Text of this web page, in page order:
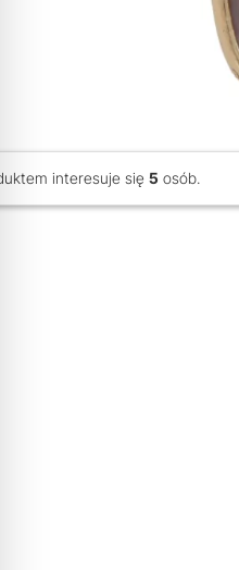
W ostatnich 7 dniach produktem